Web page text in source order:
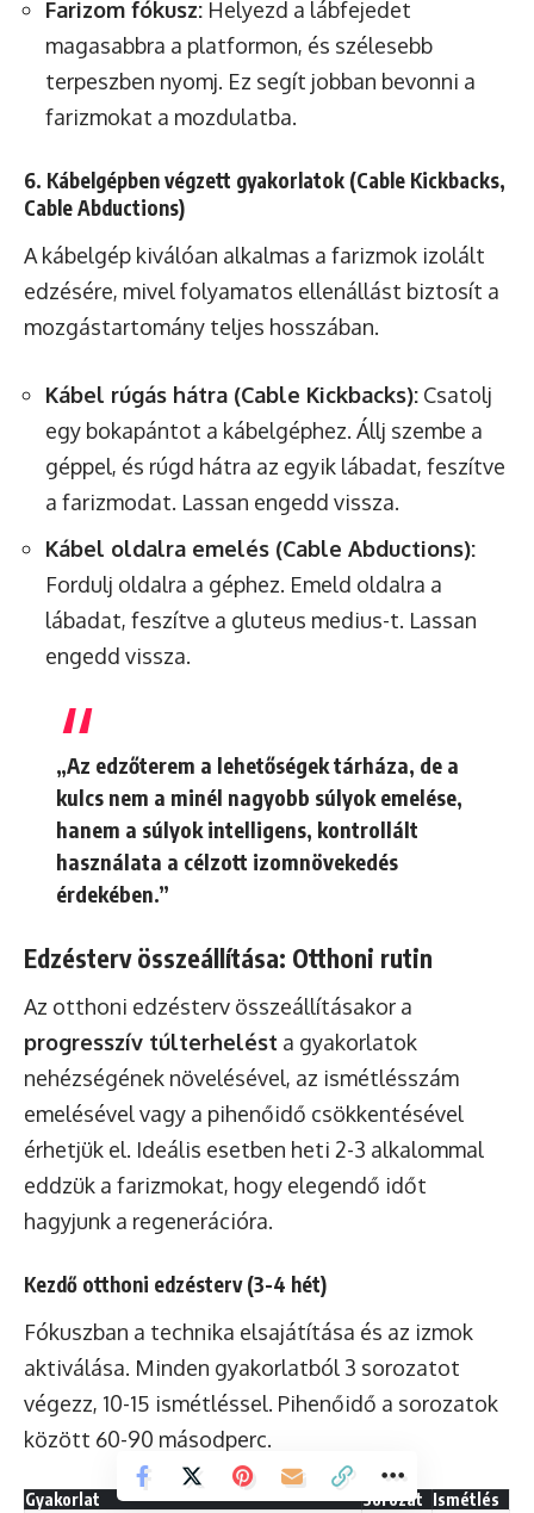
Farizom fókusz: Helyezd a lábfejedet
magasabbra a platformon, és szélesebb
terpeszben nyomj. Ez segít jobban bevonni a
farizmokat a mozdulatba.
6. Kábelgépben végzett gyakorlatok (Cable Kickbacks,
Cable Abductions)
A kábelgép kiválóan alkalmas a farizmok izolált
edzésére, mivel folyamatos ellenállást biztosít a
mozgástartomány teljes hosszában.
Kábel rúgás hátra (Cable Kickbacks): Csatolj
egy bokapántot a kábelgéphez. Állj szembe a
géppel, és rúgd hátra az egyik lábadat, feszítve
a farizmodat. Lassan engedd vissza.
Kábel oldalra emelés (Cable Abductions):
Fordulj oldalra a géphez. Emeld oldalra a
lábadat, feszítve a gluteus medius-t. Lassan
engedd vissza.
„Az edzőterem a lehetőségek tárháza, de a
kulcs nem a minél nagyobb súlyok emelése,
hanem a súlyok intelligens, kontrollált
használata a célzott izomnövekedés
érdekében.”
Edzésterv összeállítása: Otthoni rutin
Az otthoni edzésterv összeállításakor a
progresszív túlterhelést a gyakorlatok
nehézségének növelésével, az ismétlésszám
emelésével vagy a pihenőidő csökkentésével
érhetjük el. Ideális esetben heti 2-3 alkalommal
eddzük a farizmokat, hogy elegendő időt
hagyjunk a regenerációra.
Kezdő otthoni edzésterv (3-4 hét)
Fókuszban a technika elsajátítása és az izmok
aktiválása. Minden gyakorlatból 3 sorozatot
végezz, 10-15 ismétléssel. Pihenőidő a sorozatok
között 60-90 másodperc.
Gyakorlat Sorozat Ismétlés